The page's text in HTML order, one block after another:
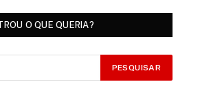
O QUE QUERIA?